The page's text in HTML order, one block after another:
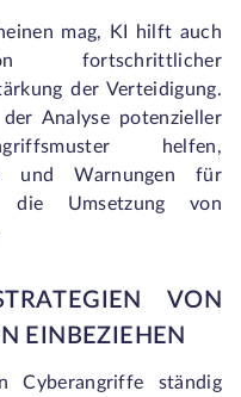
mag, KI hilft auch
der Verteidigung.
Analyse potenzieller
helfen,
und Warnungen für
die Umsetzung von
VON
EINBEZIEHEN
Cyberangriffe ständig